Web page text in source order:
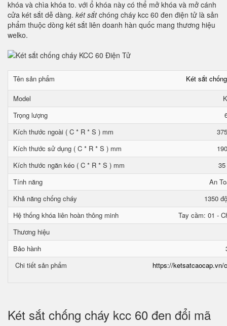
khóa và chìa khóa to. với ổ khóa này có thể mở khóa và mở cánh
cửa két sắt dễ dàng. két sắtchóng cháy kcc 60 đen điện tử là sản
phẩm thuộc dòng két sắt liên doanh hàn quốc mang thương hiệu
welko.
Tên sản phẩm Két sắt
Model
Trọng lượng
Kích thước ngoài ( C * R * S ) mm
Kích thước sử dụng ( C * R * S ) mm
Kích thước ngăn kéo ( C * R * S ) mm
Tính năng
An
Khả năng chống cháy
1350
Hệ thống khóa liên hoàn thông minh
Tay cầm: 01 -
Thương hiệu
Bảo hành
Chi tiết sản phẩm
https://ketsatcaocap.vn/
Két sắt chống cháy kcc 60 đen đổi mã